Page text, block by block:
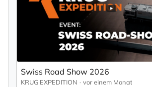
Swiss Road Show 2026
KRUG EXPEDITION vor einem Monat